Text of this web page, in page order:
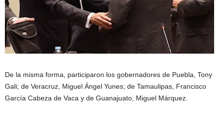
De la misma forma, participaron los gobernadores de Puebla, Tony
Gali; de Veracruz, Miguel Ángel Yunes; de Tamaulipas, Francisco
García Cabeza de Vaca y de Guanajuato, Miguel Márquez.